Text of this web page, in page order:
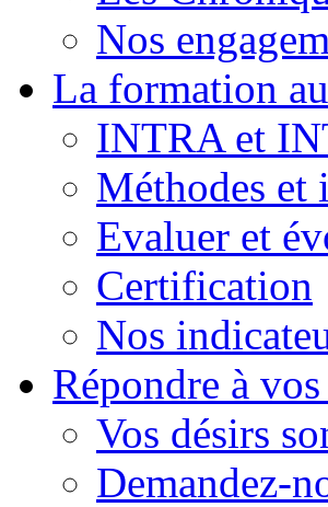
Nos
La formation
INTRA et
Méthodes et
Evaluer et
Certification
Nos
Répondre à
Vos désirs
Demandez-